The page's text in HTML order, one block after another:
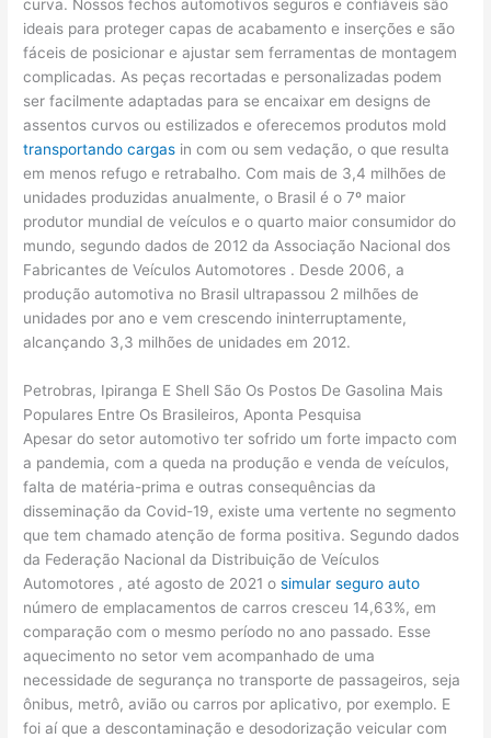
curva. Nossos fechos automotivos seguros e confiáveis são
ideais para proteger capas de acabamento e inserções e são
fáceis de posicionar e ajustar sem ferramentas de montagem
complicadas. As peças recortadas e personalizadas podem
ser facilmente adaptadas para se encaixar em designs de
assentos curvos ou estilizados e oferecemos produtos mold
transportando cargas in com ou sem vedação, o que resulta
em menos refugo e retrabalho. Com mais de 3,4 milhões de
unidades produzidas anualmente, o Brasil é o 7º maior
produtor mundial de veículos e o quarto maior consumidor do
mundo, segundo dados de 2012 da Associação Nacional dos
Fabricantes de Veículos Automotores . Desde 2006, a
produção automotiva no Brasil ultrapassou 2 milhões de
unidades por ano e vem crescendo ininterruptamente,
alcançando 3,3 milhões de unidades em 2012.
Petrobras, Ipiranga E Shell São Os Postos De Gasolina Mais
Populares Entre Os Brasileiros, Aponta Pesquisa
Apesar do setor automotivo ter sofrido um forte impacto com
a pandemia, com a queda na produção e venda de veículos,
falta de matéria-prima e outras consequências da
disseminação da Covid-19, existe uma vertente no segmento
que tem chamado atenção de forma positiva. Segundo dados
da Federação Nacional da Distribuição de Veículos
Automotores , até agosto de 2021 osimular seguro auto
número de emplacamentos de carros cresceu 14,63%, em
comparação com o mesmo período no ano passado. Esse
aquecimento no setor vem acompanhado de uma
necessidade de segurança no transporte de passageiros, seja
ônibus, metrô, avião ou carros por aplicativo, por exemplo. E
foi aí que a descontaminação e desodorização veicular com